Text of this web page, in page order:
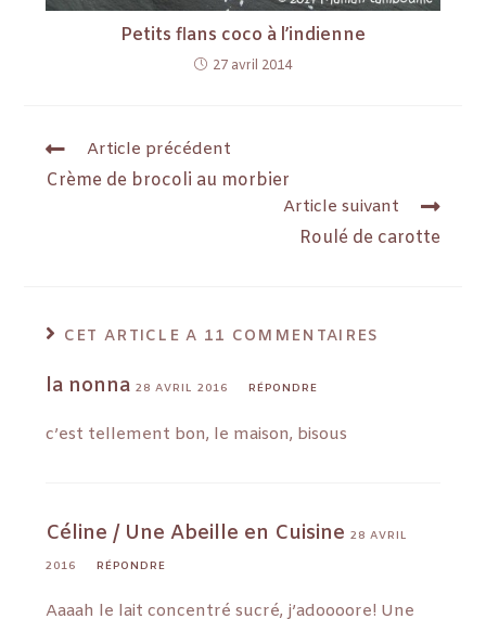
Petits flans coco à l’indienne
27 avril 2014
Article précédent
Crème de brocoli au morbier
Article suivant
Roulé de carotte
CET ARTICLE A 11 COMMENTAIRES
la nonna 28 AVRIL 2016 RÉPONDRE
c’est tellement bon, le maison, bisous
Céline / Une Abeille en Cuisine 28 AVRIL
2016 RÉPONDRE
Aaaah le lait concentré sucré, j’adoooore! Une